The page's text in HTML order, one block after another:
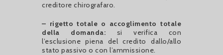
creditore chirografaro.
– rigetto totale o accoglimento totale
della domanda: si verifica con
l’esclusione piena del credito dallo/allo
stato passivo o con l’ammissione.